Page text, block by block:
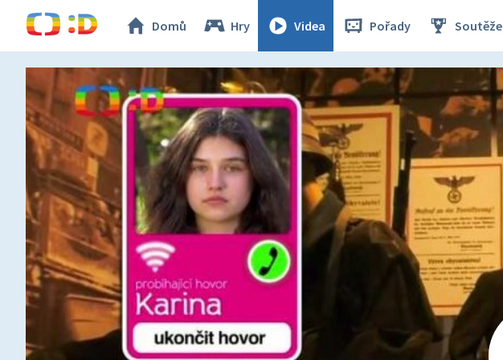
Domů Hry Videa Pořady Soutěže